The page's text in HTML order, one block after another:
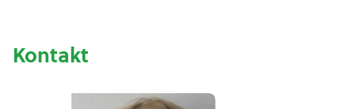
Kontakt